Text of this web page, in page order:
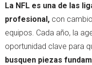
t
t
r
t
s
p
p
La NFL es una de las
profesional, con
equipos. Cada año, la
oportunidad clave para
busquen piezas